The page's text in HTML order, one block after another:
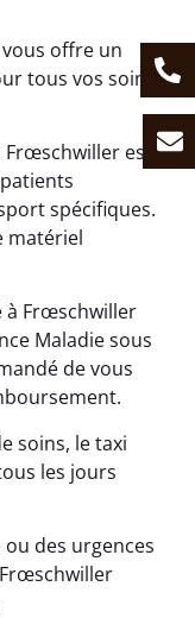
offre un
tous vos soins
est
spécifiques.
matériel
à Frœschwiller
Maladie sous
de vous
soins, le taxi
les jours
des urgences